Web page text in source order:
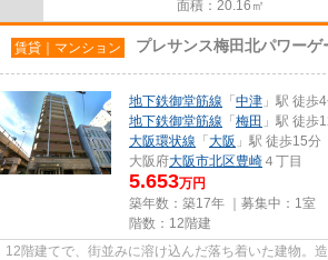
面積：20.16㎡
賃貸｜マンション プレサンス梅田北パワーゲ
地下鉄御堂筋線 「 中津 」駅 徒歩
地下鉄御堂筋線 「 梅田 」駅 徒歩
大阪環状線 「 大阪 」駅 徒歩15分
大阪府大阪市北区豊崎 ４丁目
5.653万円
築年数：築17年 ｜募集中： 1室
階数：12階建
12階建てで、街並みに溶け込んだ落ち着いた建物。